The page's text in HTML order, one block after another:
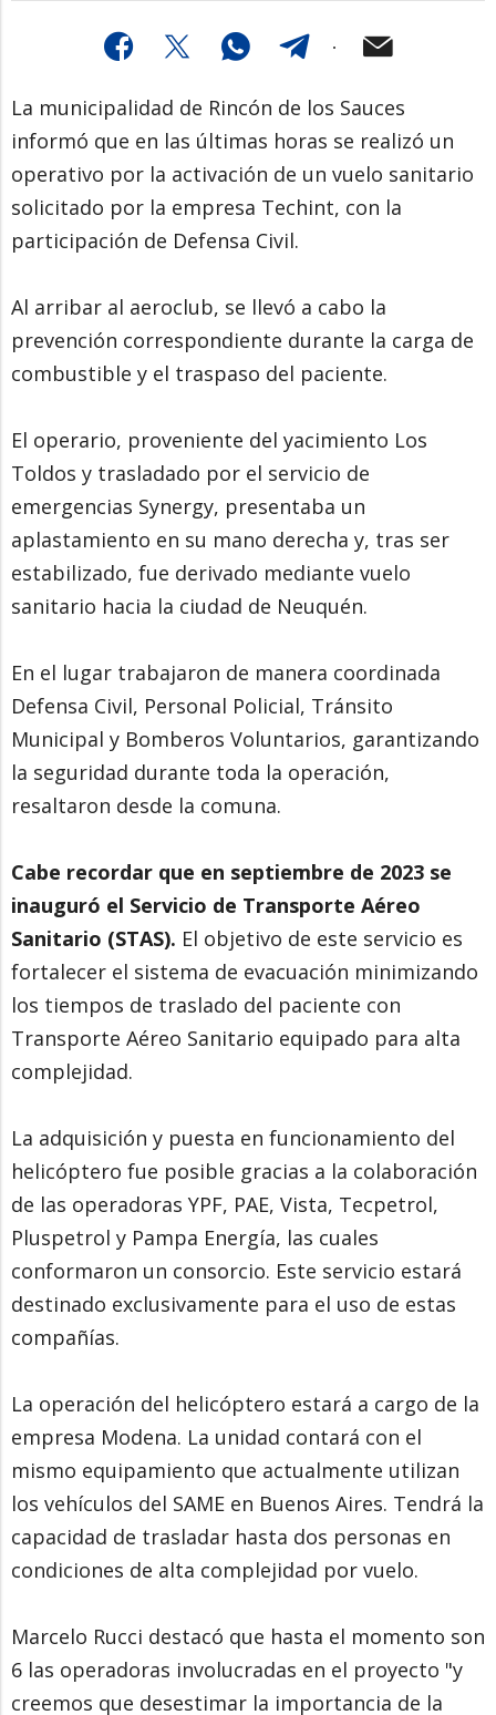
La municipalidad de Rincón de los Sauces
informó que en las últimas horas se realizó un
operativo por la activación de un vuelo sanitario
solicitado por la empresa Techint, con la
participación de Defensa Civil.
Al arribar al aeroclub, se llevó a cabo la
prevención correspondiente durante la carga de
combustible y el traspaso del paciente.
El operario, proveniente del yacimiento Los
Toldos y trasladado por el servicio de
emergencias Synergy, presentaba un
aplastamiento en su mano derecha y, tras ser
estabilizado, fue derivado mediante vuelo
sanitario hacia la ciudad de Neuquén.
En el lugar trabajaron de manera coordinada
Defensa Civil, Personal Policial, Tránsito
Municipal y Bomberos Voluntarios, garantizando
la seguridad durante toda la operación,
resaltaron desde la comuna.
Cabe recordar que en septiembre de 2023 se
inauguró el Servicio de Transporte Aéreo
Sanitario (STAS). El objetivo de este servicio es
fortalecer el sistema de evacuación minimizando
los tiempos de traslado del paciente con
Transporte Aéreo Sanitario equipado para alta
complejidad.
La adquisición y puesta en funcionamiento del
helicóptero fue posible gracias a la colaboración
de las operadoras YPF, PAE, Vista, Tecpetrol,
Pluspetrol y Pampa Energía, las cuales
conformaron un consorcio. Este servicio estará
destinado exclusivamente para el uso de estas
compañías.
La operación del helicóptero estará a cargo de la
empresa Modena. La unidad contará con el
mismo equipamiento que actualmente utilizan
los vehículos del SAME en Buenos Aires. Tendrá la
capacidad de trasladar hasta dos personas en
condiciones de alta complejidad por vuelo.
Marcelo Rucci destacó que hasta el momento son
6 las operadoras involucradas en el proyecto "y
creemos que desestimar la importancia de la